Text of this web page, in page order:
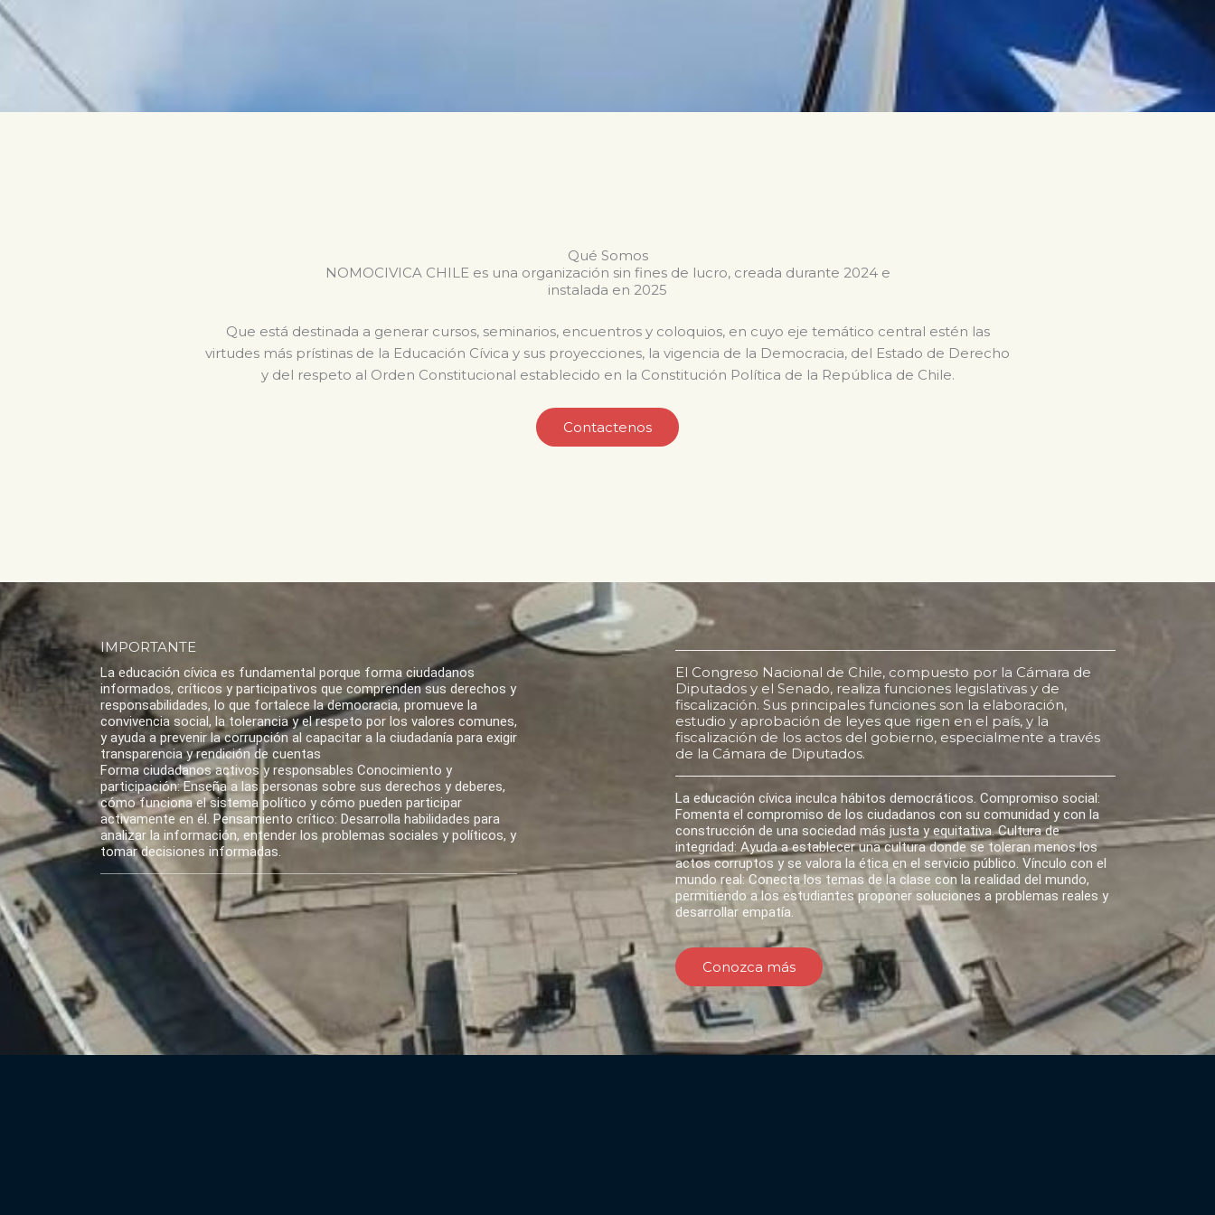
Qué Somos
NOMOCIVICA CHILE es una organización sin fines de lucro, creada durante 2024 e
instalada en 2025
Que está destinada a generar cursos, seminarios, encuentros y coloquios, en cuyo eje temático central estén las
virtudes más prístinas de la Educación Cívica y sus proyecciones, la vigencia de la Democracia, del Estado de Derecho
y del respeto al Orden Constitucional establecido en la Constitución Política de la República de Chile.
Contactenos
IMPORTANTE
La educación cívica es fundamental porque forma ciudadanos
informados, críticos y participativos que comprenden sus derechos y
responsabilidades, lo que fortalece la democracia, promueve la
convivencia social, la tolerancia y el respeto por los valores comunes,
y ayuda a prevenir la corrupción al capacitar a la ciudadanía para exigir
transparencia y rendición de cuentas
Forma ciudadanos activos y responsables Conocimiento y
participación: Enseña a las personas sobre sus derechos y deberes,
cómo funciona el sistema político y cómo pueden participar
activamente en él. Pensamiento crítico: Desarrolla habilidades para
analizar la información, entender los problemas sociales y políticos, y
tomar decisiones informadas.
El Congreso Nacional de Chile, compuesto por la Cámara de
Diputados y el Senado, realiza funciones legislativas y de
fiscalización. Sus principales funciones son la elaboración,
estudio y aprobación de leyes que rigen en el país, y la
fiscalización de los actos del gobierno, especialmente a través
de la Cámara de Diputados.
La educación cívica inculca hábitos democráticos. Compromiso social:
Fomenta el compromiso de los ciudadanos con su comunidad y con la
construcción de una sociedad más justa y equitativa. Cultura de
integridad: Ayuda a establecer una cultura donde se toleran menos los
actos corruptos y se valora la ética en el servicio público. Vínculo con el
mundo real: Conecta los temas de la clase con la realidad del mundo,
permitiendo a los estudiantes proponer soluciones a problemas reales y
desarrollar empatía.
Conozca más